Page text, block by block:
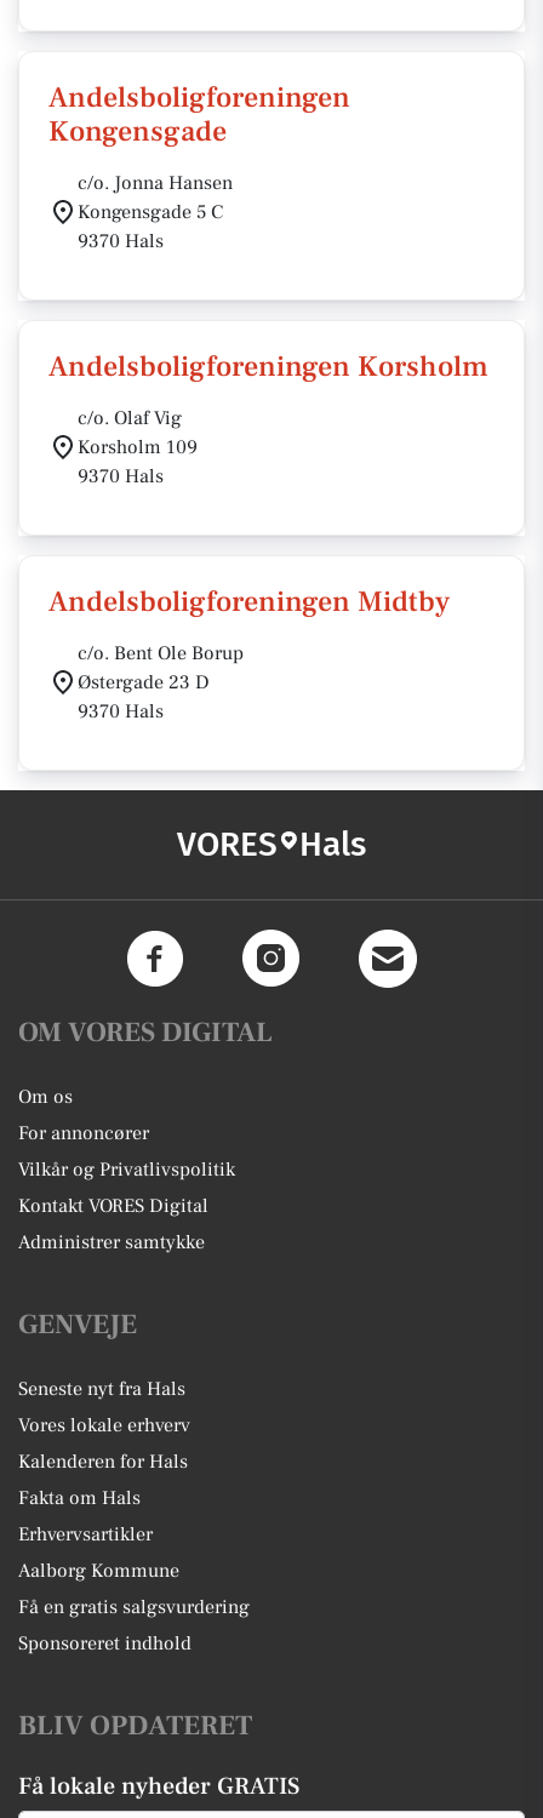
Andelsboligforeningen
Kongensgade
c/o. Jonna Hansen
Kongensgade 5 C
9370 Hals
Andelsboligforeningen Korsholm
c/o. Olaf Vig
Korsholm 109
9370 Hals
Andelsboligforeningen Midtby
c/o. Bent Ole Borup
Østergade 23 D
9370 Hals
VORES Hals
OM VORES DIGITAL
Om os
For annoncører
Vilkår og Privatlivspolitik
Kontakt VORES Digital
Administrer samtykke
GENVEJE
Seneste nyt fra Hals
Vores lokale erhverv
Kalenderen for Hals
Fakta om Hals
Erhvervsartikler
Aalborg Kommune
Få en gratis salgsvurdering
Sponsoreret indhold
BLIV OPDATERET
Få lokale nyheder GRATIS